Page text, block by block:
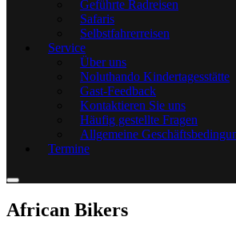
Geführte Radreisen
Safaris
Selbstfahrerreisen
Service
Über uns
Noluthando Kindertagesstätte
Gast-Feedback
Kontaktieren Sie uns
Häufig gestellte Fragen
Allgemeine
Termine
African Bikers